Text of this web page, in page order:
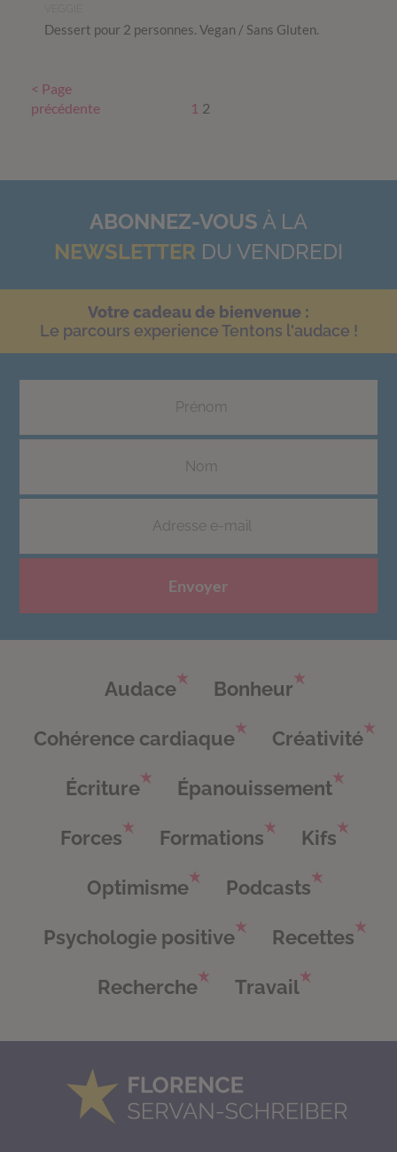
Dessert pour 2 personnes. Vegan / Sans Gluten.
< Page
précédente
1 2
ABONNEZ-VOUS À LA
NEWSLETTER DU VENDREDI
Votre cadeau de bienvenue :
Le parcours experience Tentons l'audace !
Envoyer
Audace Bonheur
Cohérence cardiaque Créativité
Écriture Épanouissement
Forces Formations Kifs
Optimisme Podcasts
Psychologie positive Recettes
Recherche Travail